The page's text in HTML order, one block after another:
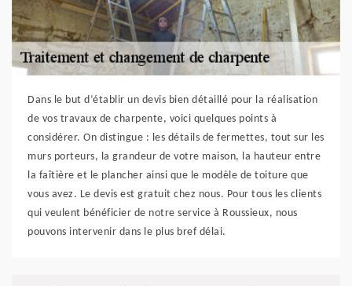
Dans le but d’établir un devis bien détaillé pour la réalisation
de vos travaux de charpente, voici quelques points à
considérer. On distingue : les détails de fermettes, tout sur les
murs porteurs, la grandeur de votre maison, la hauteur entre
la faîtière et le plancher ainsi que le modèle de toiture que
vous avez. Le devis est gratuit chez nous. Pour tous les clients
qui veulent bénéficier de notre service à Roussieux, nous
pouvons intervenir dans le plus bref délai.